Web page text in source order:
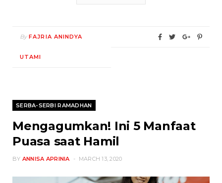
By FAJRIA ANINDYA
UTAMI
SERBA-SERBI RAMADHAN
Mengagumkan! Ini 5 Manfaat
Puasa saat Hamil
BY ANNISA APRINIA MARCH 13, 2020